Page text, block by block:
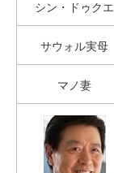
シン・ドゥクエ
サウォル実母
マノ妻